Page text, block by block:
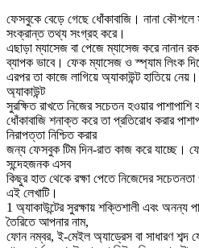
ফেসবুকে বেড়ে গেছে ধোঁকাবাজি। নানা কৌশলে
সংক্রান্ত তথ্য সংগ্রহ করে।
এছাড়া ম্যাসেজ বা পেজে ম্যাসেজ করে নানান
ব্যাপক ভাবে। ফেক ম্যাসেজ ও স্প্যাম লিংক
এরপর তা কাজে লাগিয়ে অ্যাকাউন্ট হাতিয়ে
অ্যাকাউন্ট
সুরক্ষিত রাখতে নিজের সচেতন হওয়ার
ধোঁকাবাজি শনাক্ত করে তা প্রতিরোধ করার
নিরাপত্তা নিশ্চিত করার
জন্য ফেসবুক টিম দিন-রাত কাজ করে যাচ্ছে।
সন্দেহজনক এসব
কিছুর হাত থেকে রক্ষা পেতে নিজেদের
এই লেখাটি।
1 অ্যাকাউন্টের সুরক্ষায় শক্তিশালী এবং অনন্য
তৈরিতে আপনার নাম,
ফোন নম্বর, ই-মেইল অ্যাড্রেস বা সাধারণ শব্দ